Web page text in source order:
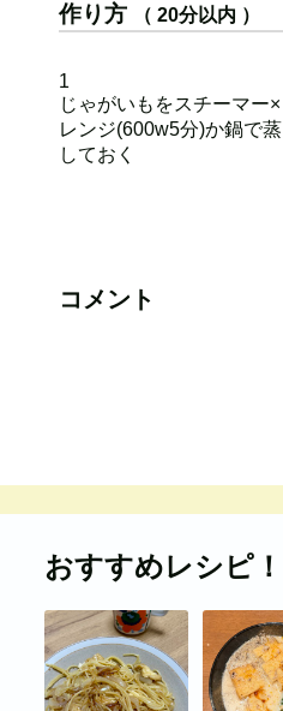
作り方 （ 20分以内 ）
1
じゃがいもをスチーマー×
レンジ(600w5分)か鍋で蒸
しておく
コメント
おすすめレシピ！